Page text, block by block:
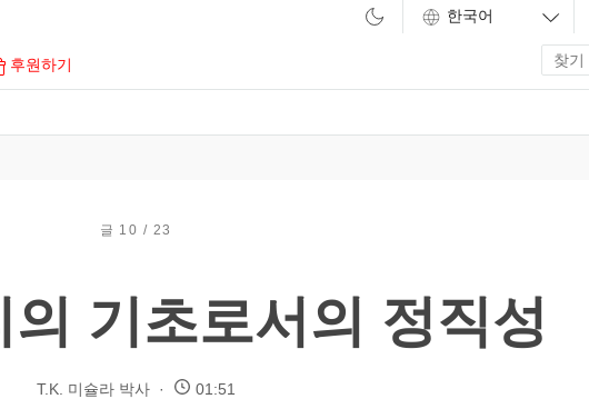
후원하기
Enter
search
term
글 10 / 23
기초로서의 정직성
T.K. 미슐라 박사 01:51